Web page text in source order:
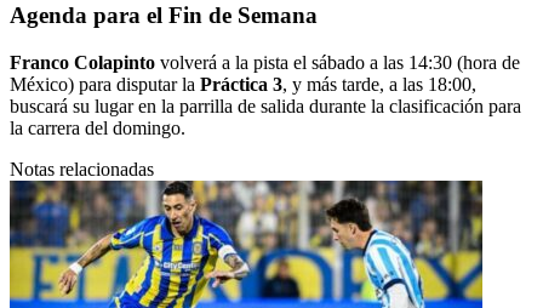
Agenda para el Fin de Semana
Franco Colapinto volverá a la pista el sábado a las 14:30 (hora de
México) para disputar la Práctica 3, y más tarde, a las 18:00,
buscará su lugar en la parrilla de salida durante la clasificación para
la carrera del domingo.
Notas relacionadas